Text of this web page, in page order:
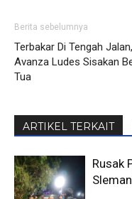
Berita sebelumnya
Terbakar Di Tengah Jalan,
Avanza Ludes Sisakan
Tua
ARTIKEL TERKAIT
Rusak